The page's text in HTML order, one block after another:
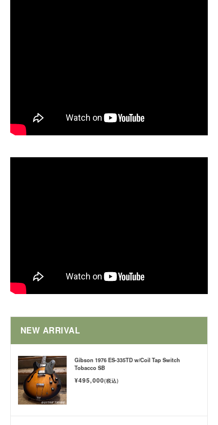
NEW ARRIVAL
Gibson 1976 ES-335TD w/Coil Tap Switch
Tobacco SB
¥495,000(税込)